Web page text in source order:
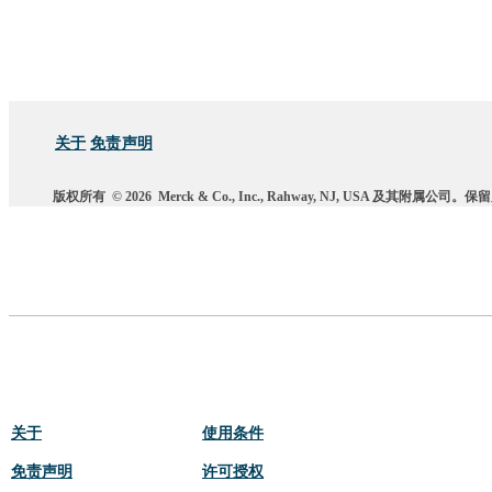
关于 免责声明
版权所有 © 2026 Merck & Co., Inc., Rahway, NJ, USA 及其附属公司。保
关于
免责声明
使用条件
许可授权